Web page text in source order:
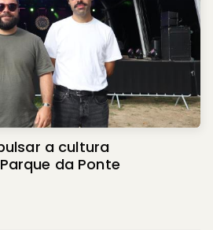
pulsar a cultura
da Ponte